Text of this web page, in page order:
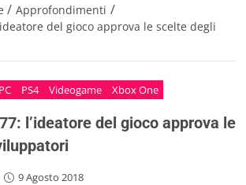
/ Approfondimenti /
del gioco approva le scelte degli
PC PS4 Videogame Xbox One
l’ideatore del gioco approva le
9 Agosto 2018